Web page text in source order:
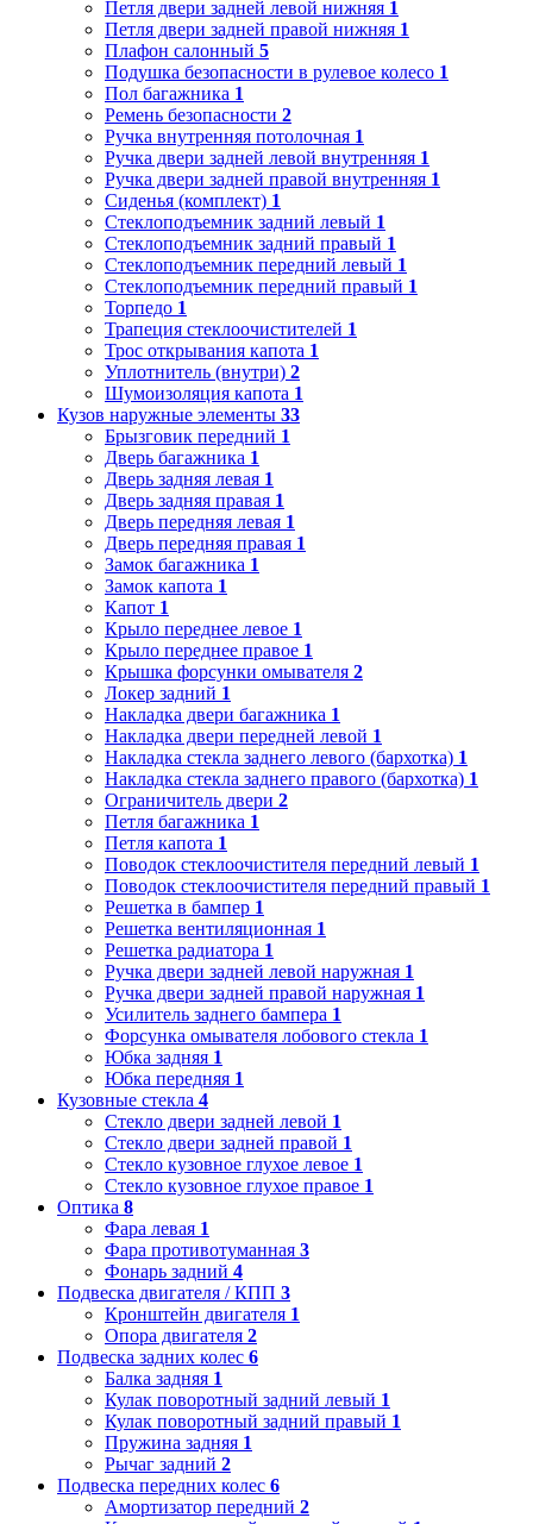
Петля двери задней левой нижняя 1
Петля двери задней правой нижняя 1
Плафон салонный 5
Подушка безопасности в рулевое колесо 1
Пол багажника 1
Ремень безопасности 2
Ручка внутренняя потолочная 1
Ручка двери задней левой внутренняя 1
Ручка двери задней правой внутренняя 1
Сиденья (комплект) 1
Стеклоподъемник задний левый 1
Стеклоподъемник задний правый 1
Стеклоподъемник передний левый 1
Стеклоподъемник передний правый 1
Торпедо 1
Трапеция стеклоочистителей 1
Трос открывания капота 1
Уплотнитель (внутри) 2
Шумоизоляция капота 1
Кузов наружные элементы 33
Брызговик передний 1
Дверь багажника 1
Дверь задняя левая 1
Дверь задняя правая 1
Дверь передняя левая 1
Дверь передняя правая 1
Замок багажника 1
Замок капота 1
Капот 1
Крыло переднее левое 1
Крыло переднее правое 1
Крышка форсунки омывателя 2
Локер задний 1
Накладка двери багажника 1
Накладка двери передней левой 1
Накладка стекла заднего левого (бархотка) 1
Накладка стекла заднего правого (бархотка) 1
Ограничитель двери 2
Петля багажника 1
Петля капота 1
Поводок стеклоочистителя передний левый 1
Поводок стеклоочистителя передний правый 1
Решетка в бампер 1
Решетка вентиляционная 1
Решетка радиатора 1
Ручка двери задней левой наружная 1
Ручка двери задней правой наружная 1
Усилитель заднего бампера 1
Форсунка омывателя лобового стекла 1
Юбка задняя 1
Юбка передняя 1
Кузовные стекла 4
Стекло двери задней левой 1
Стекло двери задней правой 1
Стекло кузовное глухое левое 1
Стекло кузовное глухое правое 1
Оптика 8
Фара левая 1
Фара противотуманная 3
Фонарь задний 4
Подвеска двигателя / КПП 3
Кронштейн двигателя 1
Опора двигателя 2
Подвеска задних колес 6
Балка задняя 1
Кулак поворотный задний левый 1
Кулак поворотный задний правый 1
Пружина задняя 1
Рычаг задний 2
Подвеска передних колес 6
Амортизатор передний 2